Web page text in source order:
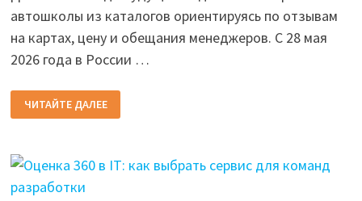
автошколы из каталогов ориентируясь по отзывам
на картах, цену и обещания менеджеров. С 28 мая
2026 года в России …
НОВЫЙ
ГОСУДАРСТВЕННЫЙ
РЕЙТИНГ
ГОДУ:
КАК
УСТРОЕН?
ЧИТАЙТЕ ДАЛЕЕ